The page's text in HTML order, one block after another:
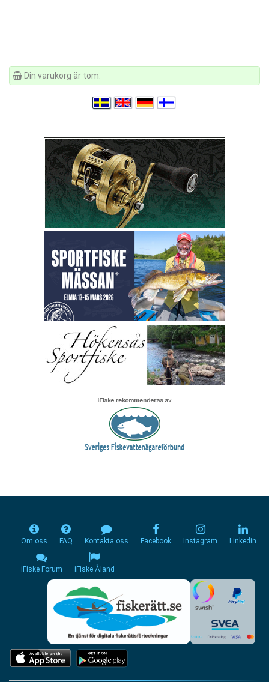
Din varukorg är tom.
Om oss FAQ Kontakta oss Facebook Instagram Linkedin
iFiske Forum iFiske Åland